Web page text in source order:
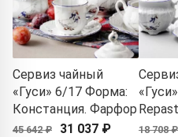
Сервиз чайный
«Гуси» 6/17 Форма:
Констанция. Фарфор
45 642 ₽ 31 037 ₽ 18 708 ₽